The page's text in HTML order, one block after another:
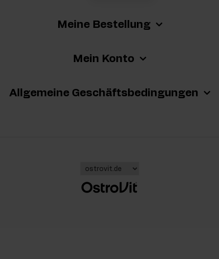
Meine Bestellung
Mein Konto
Allgemeine Geschäftsbedingungen